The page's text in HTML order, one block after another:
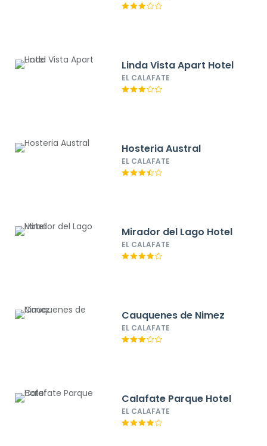
Linda Vista Apart Hotel
EL CALAFATE
Hosteria Austral
EL CALAFATE
Mirador del Lago Hotel
EL CALAFATE
Cauquenes de Nimez
EL CALAFATE
Calafate Parque Hotel
EL CALAFATE